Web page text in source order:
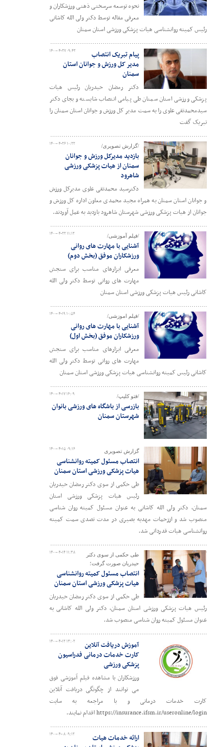
نحوه توسعه سرسختی ذهنی ورزشکاران و
معرفی مقاله توسط دکتر ولی الله کاشانی
رئیس کمیته روانشناسی هیات پزشکی ورزشی استان سمنان
۱۴۰۰-۰۴-۲۷ ۰۹:۴۲
پیام تبریک انتصاب
مدیر کل ورزش و جوانان استان
سمنان
دکتر رمضان حیدریان رئیس هیات
پزشکی ورزشی استان سمنان طی پیامی انتصاب شایسته و بجای دکتر
سیدمحمدتقی علوی را به سمت مدیر کل ورزش و جوانان استان سمنان را
تبریک گفت
۱۴۰۰-۰۴-۲۶ ۱۰:۲۲ /گزارش تصویری/
بازدید مدیرکل ورزش و جوانان
سمنان از هیات پزشکی ورزشی
شاهرود
دکترسید محمدتقی علوی مدیرکل ورزش
و جوانان استان سمنان به همراه مجید محمدی معاون اداره کل ورزش و
جوانان از هیات پزشکی ورزشی شهرستان شاهرود بازدید به عمل آوردند.
۱۴۰۰-۰۴-۲۲ ۱۱:۱۲ /فیلم آموزشی/
آشنایی با مهارت های روانی
ورزشکاران موفق (بخش دوم)
معرفی ابزارهای مناسب برای سنجش
مهارت های روانی توسط دکتر ولی الله
کاشانی رئیس هیات پزشکی ورزشی استان سمنان
۱۴۰۰-۰۴-۱۹ ۱۰:۵۴ /فیلم اموزشی/
آشنایی با مهارت های روانی
ورزشکاران موفق (بخش اول)
معرفی ابزارهای مناسب برای سنجش
مهارت های روانی توسط دکتر ولی الله
کاشانی رئیس کمیته روانشناسی هیات پزشکی ورزشی استان سمنان
۱۴۰۰-۰۴-۱۷ ۱۶:۰۹ /فتو کلیپ/
بازرسی از باشگاه های ورزشی بانوان
شهرستان سمنان
۱۴۰۰-۰۴-۱۵ ۰۹:۱۶ گزارش تصویری
انتصاب مسئول کمیته روانشناسی
هیات پزشکی ورزشی استان سمنان
طی حکمی از سوی دکتر رمضان حیدریان
رئیس هیات پزشکی ورزشی استان
سمنان، دکتر ولی الله کاشانی به عنوان مسئول کمیته روان شناسی
منصوب شد و اززحمات مهدیه بصیری در مدت تصدی سمت کمیته
روانشناسی هیات قدردانی شد.
۱۴۰۰-۰۴-۱۴ ۱۱:۳۸
طی حکمی از سوی دکتر
حیدریان صورت گرفت؛
انتصاب مسئول کمیته روانشناسی
هیات پزشکی ورزشی استان سمنان
طی حکمی از سوی دکتر رمضان حیدریان
رئیس هیات پزشکی ورزشی استان سمنان، دکتر ولی الله کاشانی به
عنوان مسئول کمیته روان شناسی منصوب شد.
۱۴۰۰-۰۴-۱۲ ۱۳:۰۲
آموزش دریافت آنلاین
کارت خدمات درمانی فدراسیون
پزشکی ورزشی
ورزشکاران با مشاهده فیلم آموزشی فوق
می توانند از چگونگی دریافت آنلاین
کارت خدمات درمانی و با مراجعه به سایت
https://insurance.ifsm.ir/useronline/login اقدام نمایند.
۱۴۰۰-۰۴-۰۸ ۰۹:۱۲
ارائه خدمات هیات